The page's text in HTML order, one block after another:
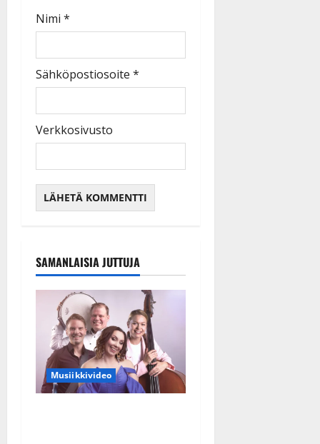
Nimi *
Sähköpostiosoite *
Verkkosivusto
SAMANLAISIA JUTTUJA
Musiikkivideo